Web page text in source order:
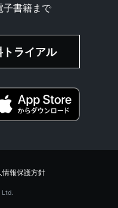
子書籍まで
トライアル
情報保護方針
Ltd.